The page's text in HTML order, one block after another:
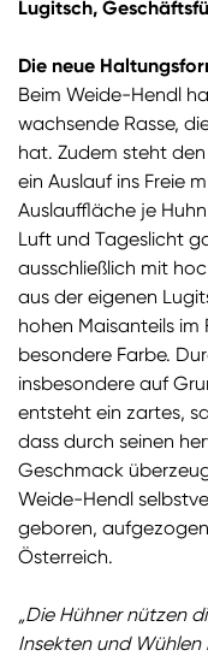
Lugitsch,
Die neue
Beim Weide-Hendl
wachsende Rasse,
hat. Zudem steht
ein Auslauf ins Freie
Auslauffläche je
Luft und Tageslicht
ausschließlich mit
aus der eigenen
hohen Maisanteils
besondere Farbe.
insbesondere auf
entsteht ein zartes,
dass durch seinen
Geschmack
Weide-Hendl
geboren,
Österreich.
„Die Hühner nützen
Insekten und